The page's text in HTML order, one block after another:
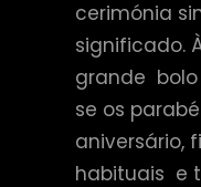
cerimónia
significado.
grande
se os
aniversário,
habituais e